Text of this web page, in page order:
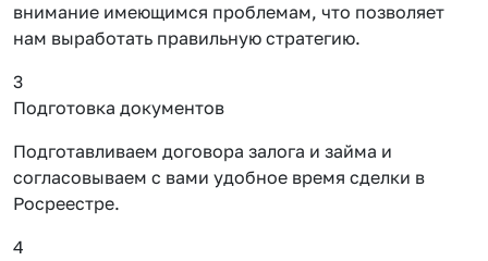
внимание имеющимся проблемам, что позволяет
нам выработать правильную стратегию.
3
Подготовка документов
Подготавливаем договора залога и займа и
согласовываем с вами удобное время сделки в
Росреестре.
4